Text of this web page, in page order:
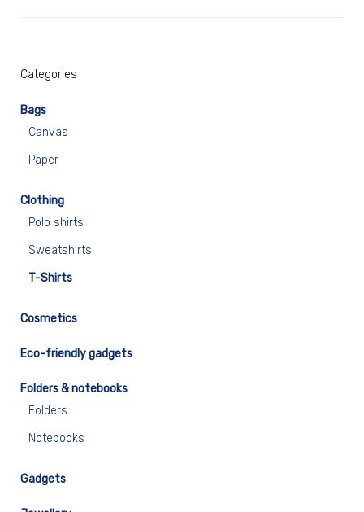
Categories
Bags
Canvas
Paper
Clothing
Polo shirts
Sweatshirts
T-Shirts
Cosmetics
Eco-friendly gadgets
Folders & notebooks
Folders
Notebooks
Gadgets